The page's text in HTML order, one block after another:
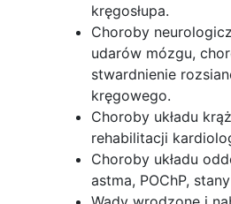
kręgosłupa.
Choroby
udarów mózgu,
stwardnienie
kręgowego.
Choroby układu
rehabilitacji
Choroby układu
astma, POChP,